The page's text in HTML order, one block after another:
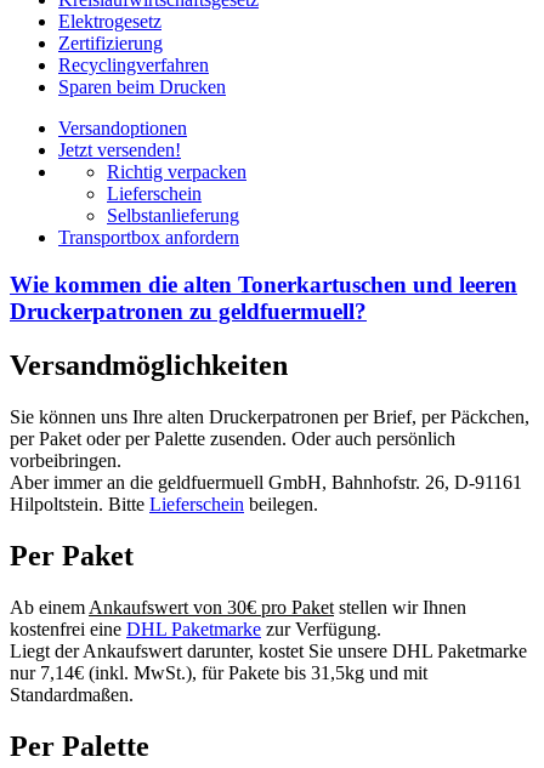
Elektrogesetz
Zertifizierung
Recyclingverfahren
Sparen beim Drucken
Versandoptionen
Jetzt versenden!
Richtig verpacken
Lieferschein
Selbstanlieferung
Transportbox anfordern
Wie kommen die alten Tonerkartuschen und leeren
Druckerpatronen zu geldfuermuell?
Versandmöglichkeiten
Sie können uns Ihre alten Druckerpatronen per Brief, per Päckchen,
per Paket oder per Palette zusenden. Oder auch persönlich
vorbeibringen.
Aber immer an die geldfuermuell GmbH, Bahnhofstr. 26, D-91161
Hilpoltstein. Bitte Lieferschein beilegen.
Per Paket
Ab einem Ankaufswert von 30€ pro Paket stellen wir Ihnen
kostenfrei eine DHL Paketmarke zur Verfügung.
Liegt der Ankaufswert darunter, kostet Sie unsere DHL Paketmarke
nur 7,14€ (inkl. MwSt.), für Pakete bis 31,5kg und mit
Standardmaßen.
Per Palette